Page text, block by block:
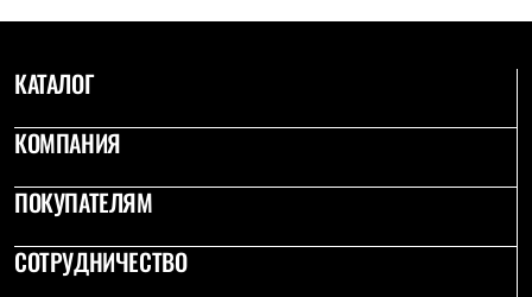
КАТАЛОГ
КОМПАНИЯ
ПОКУПАТЕЛЯМ
СОТРУДНИЧЕСТВО